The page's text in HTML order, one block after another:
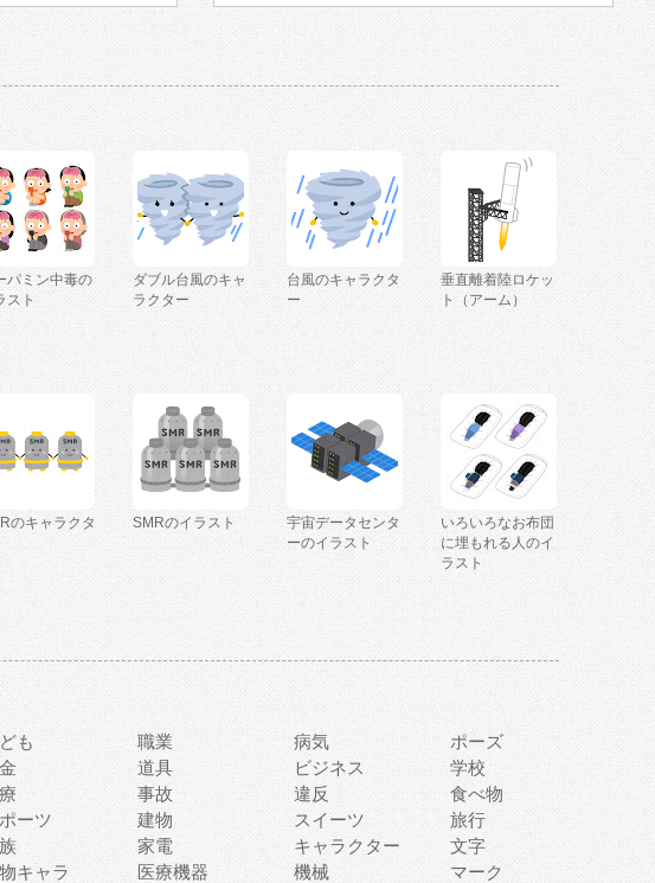
パミン中毒の
スト
ダブル台風のキャ
ラクター
台風のキャラクタ
ー
垂直離着陸ロケッ
ト（アーム）
のキャラクタ
SMRのイラスト
宇宙データセンタ
ーのイラスト
いろいろなお布団
に埋もれる人のイ
ラスト
も 職業 病気
ポーズ
道具 ビジネス
学校
事故 違反
食べ物
ーツ 建物 スイーツ
旅行
家電 キャラクター
文字
キャラ 医療機器 機械
マーク